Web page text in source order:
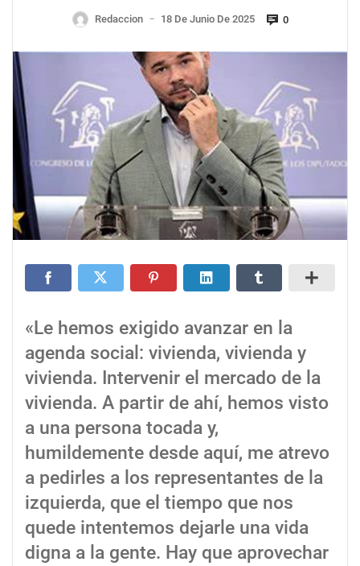
Redaccion — 18 De Junio De 2025 0
«Le hemos exigido avanzar en la
agenda social: vivienda, vivienda y
vivienda. Intervenir el mercado de la
vivienda. A partir de ahí, hemos visto
a una persona tocada y,
humildemente desde aquí, me atrevo
a pedirles a los representantes de la
izquierda, que el tiempo que nos
quede intentemos dejarle una vida
digna a la gente. Hay que aprovechar